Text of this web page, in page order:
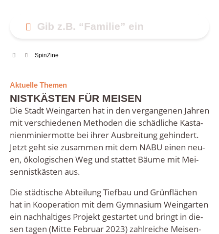
Spin­Zi­ne
Aktuelle Themen
NISTKÄSTEN FÜR MEISEN
Die Stadt Wein­gar­ten hat in den ver­gan­ge­nen Jah­ren
mit ver­schie­de­nen Metho­den die schäd­li­che Kas­ta­
ni­en­mi­nier­mot­te bei ihrer Aus­brei­tung gehin­dert.
Jetzt geht sie zusam­men mit dem NABU einen neu­
en, öko­lo­gi­schen Weg und stat­tet Bäu­me mit Mei­
sen­nist­käs­ten aus.
Die städ­ti­sche Abtei­lung Tief­bau und Grün­flä­chen
hat in Koope­ra­ti­on mit dem Gym­na­si­um Wein­gar­ten
ein nach­hal­ti­ges Pro­jekt gestar­tet und bringt in die­
sen tagen (Mit­te Febru­ar 2023) zahl­rei­che Mei­sen­